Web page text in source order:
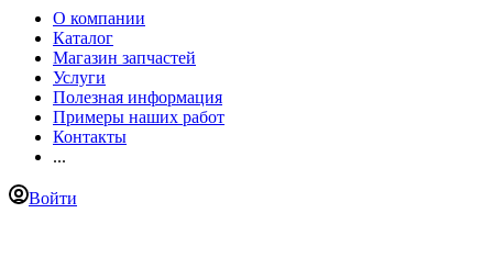
О компании
Каталог
Магазин запчастей
Услуги
Полезная информация
Примеры наших работ
Контакты
...
Войти